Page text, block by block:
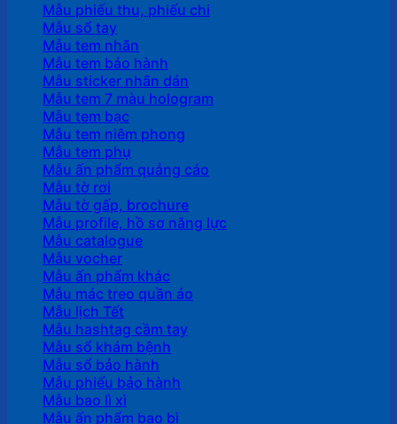
Mẫu phiếu thu, phiếu chi
Mẫu sổ tay
Mẫu tem nhãn
Mẫu tem bảo hành
Mẫu sticker nhãn dán
Mẫu tem 7 màu hologram
Mẫu tem bạc
Mẫu tem niêm phong
Mẫu tem phụ
Mẫu ấn phẩm quảng cáo
Mẫu tờ rơi
Mẫu tờ gấp, brochure
Mẫu profile, hồ sơ năng lực
Mẫu catalogue
Mẫu vocher
Mẫu ấn phẩm khác
Mẫu mác treo quần áo
Mẫu lịch Tết
Mẫu hashtag cầm tay
Mẫu sổ khám bệnh
Mẫu sổ bảo hành
Mẫu phiếu bảo hành
Mẫu bao lì xì
Mẫu ấn phẩm bao bì